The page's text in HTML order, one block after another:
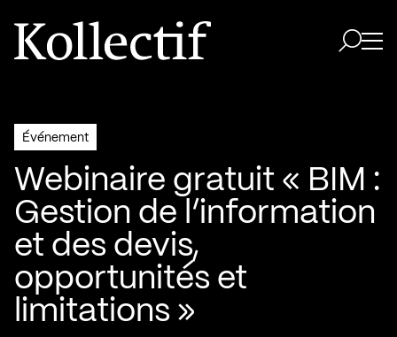
Aller à la page d'accueil
Logo Kollectif
Événement
Webinaire gratuit « BIM :
Gestion de l’information
et des devis,
opportunités et
limitations »